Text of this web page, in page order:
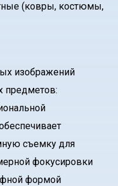
(ковры, костюмы,
изображений
предметов:
съемку для
фокусировки
формой